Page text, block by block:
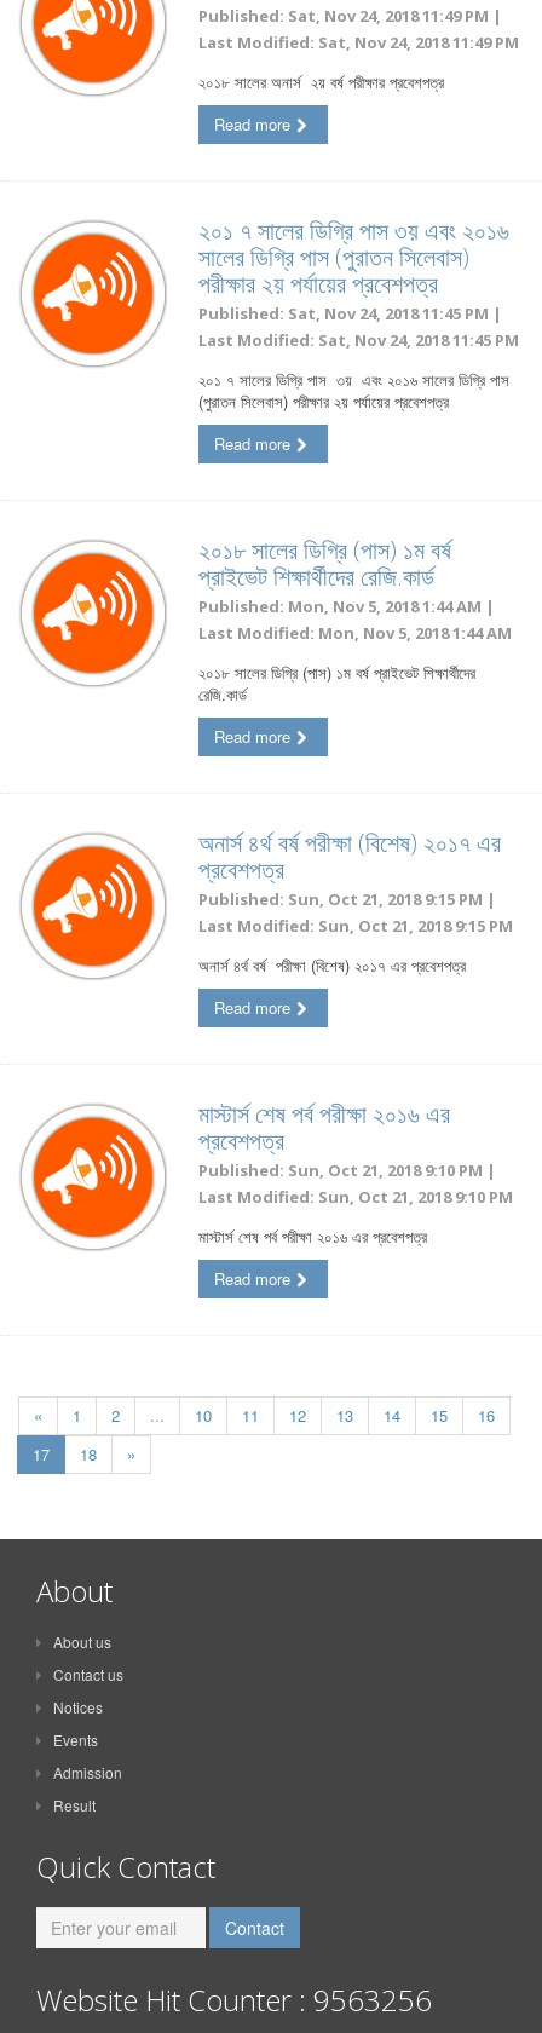
Published: Sat, Nov 24, 2018 11:49 PM |
Last Modified: Sat, Nov 24, 2018 11:49 PM
২০১৮ সালের অনার্স ২য় বর্ষ পরীক্ষার প্রবেশপত্র
Read more
২০১ ৭ সালের ডিগ্রি পাস ৩য় এবং ২০১৬
সালের ডিগ্রি পাস (পুরাতন সিলেবাস)
পরীক্ষার ২য় পর্যায়ের প্রবেশপত্র
Published: Sat, Nov 24, 2018 11:45 PM |
Last Modified: Sat, Nov 24, 2018 11:45 PM
২০১ ৭ সালের ডিগ্রি পাস ৩য় এবং ২০১৬ সালের ডিগ্রি পাস
(পুরাতন সিলেবাস) পরীক্ষার ২য় পর্যায়ের প্রবেশপত্র
Read more
২০১৮ সালের ডিগ্রি (পাস) ১ম বর্ষ
প্রাইভেট শিক্ষার্থীদের রেজি.কার্ড
Published: Mon, Nov 5, 2018 1:44 AM |
Last Modified: Mon, Nov 5, 2018 1:44 AM
২০১৮ সালের ডিগ্রি (পাস) ১ম বর্ষ প্রাইভেট শিক্ষার্থীদের
রেজি.কার্ড
Read more
অনার্স ৪র্থ বর্ষ পরীক্ষা (বিশেষ) ২০১৭ এর
প্রবেশপত্র
Published: Sun, Oct 21, 2018 9:15 PM |
Last Modified: Sun, Oct 21, 2018 9:15 PM
অনার্স ৪র্থ বর্ষ পরীক্ষা (বিশেষ) ২০১৭ এর প্রবেশপত্র
Read more
মাস্টার্স শেষ পর্ব পরীক্ষা ২০১৬ এর
প্রবেশপত্র
Published: Sun, Oct 21, 2018 9:10 PM |
Last Modified: Sun, Oct 21, 2018 9:10 PM
মাস্টার্স শেষ পর্ব পরীক্ষা ২০১৬ এর প্রবেশপত্র
Read more
« 1 2 ... 10 11 12 13 14 15
16
17
18 »
About
About us
Contact us
Notices
Events
Admission
Result
Quick Contact
Website Hit Counter : 9563256